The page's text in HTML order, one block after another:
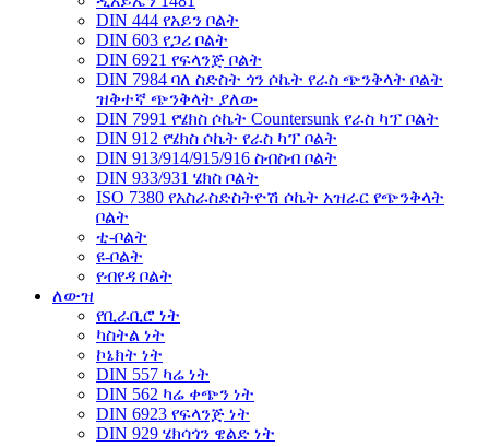
DIN 444 የአይን ቦልት
DIN 603 የጋሪ ቦልት
DIN 6921 የፍላንጅ ቦልት
DIN 7984 ባለ ስድስት ጎን ሶኬት የራስ ጭንቅላት ቦልት
ዝቅተኛ ጭንቅላት ያለው
DIN 7991 የሄክስ ሶኬት Countersunk የራስ ካፕ ቦልት
DIN 912 የሄክስ ሶኬት የራስ ካፕ ቦልት
DIN 913/914/915/916 ስብስብ ቦልት
DIN 933/931 ሄክስ ቦልት
ISO 7380 የአስራስድስትዮሽ ሶኬት አዝራር የጭንቅላት
ቦልት
ቲ-ቦልት
ዩ-ቦልት
የብየዳ ቦልት
ለውዝ
የቢራቢሮ ነት
ካስትል ነት
ኮኔክት ነት
DIN 557 ካሬ ነት
DIN 562 ካሬ ቀጭን ነት
DIN 6923 የፍላንጅ ነት
DIN 929 ሄክሳጎን ዌልድ ነት